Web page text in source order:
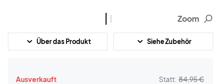
Zoom
Über das Produkt Siehe Zubehör
Ausverkauft Statt: 84,95 €